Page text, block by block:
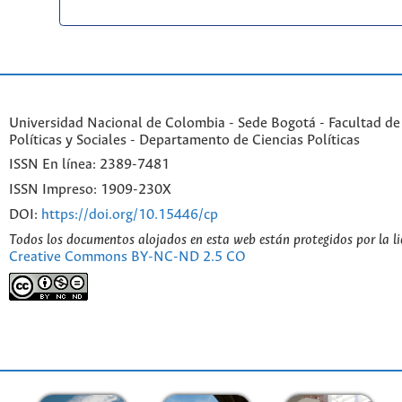
Universidad Nacional de Colombia - Sede Bogotá - Facultad
Políticas y Sociales - Departamento de Ciencias Políticas
ISSN En línea: 2389-7481
ISSN Impreso: 1909-230X
DOI: https://doi.org/10.15446/cp
Todos los documentos alojados en esta web están protegidos por la
Creative Commons BY-NC-ND 2.5 CO